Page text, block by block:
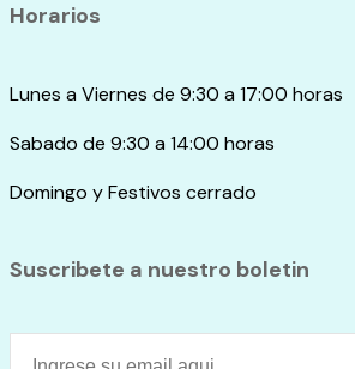
Horarios
Lunes a Viernes de 9:30 a 17:00 horas
Sabado de 9:30 a 14:00 horas
Domingo y Festivos cerrado
Suscribete a nuestro boletin